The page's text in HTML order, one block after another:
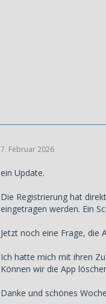
7. Februar 2026
ein Update.
Die Registrierung hat
eingetragen werden. Ein
Jetzt noch eine Frage, die
Ich hatte mich mit ihren
Können wir die App
Danke und schönes